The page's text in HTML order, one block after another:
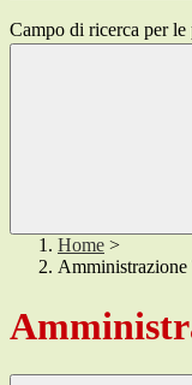
Campo di ricerca per le
Home >
Amministrazione